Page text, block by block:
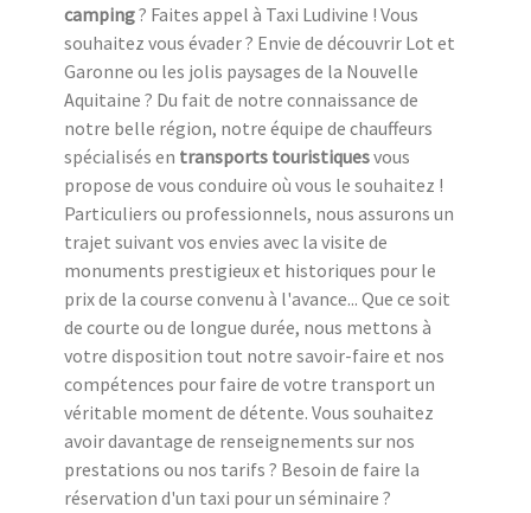
camping? Faites appel à Taxi Ludivine ! Vous
souhaitez vous évader ? Envie de découvrir Lot et
Garonne ou les jolis paysages de la Nouvelle
Aquitaine ? Du fait de notre connaissance de
notre belle région, notre équipe de chauffeurs
spécialisés en transports touristiquesvous
propose de vous conduire où vous le souhaitez !
Particuliers ou professionnels, nous assurons un
trajet suivant vos envies avec la visite de
monuments prestigieux et historiques pour le
prix de la course convenu à l'avance... Que ce soit
de courte ou de longue durée, nous mettons à
votre disposition tout notre savoir-faire et nos
compétences pour faire de votre transport un
véritable moment de détente. Vous souhaitez
avoir davantage de renseignements sur nos
prestations ou nos tarifs ? Besoin de faire la
réservation d'un taxi pour un séminaire ?